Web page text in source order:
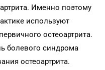
Именно поэтому
используют
остеоартрита.
болевого синдрома
остеоартрита.